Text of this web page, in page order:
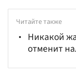
Читайте также
Никакой
отменит